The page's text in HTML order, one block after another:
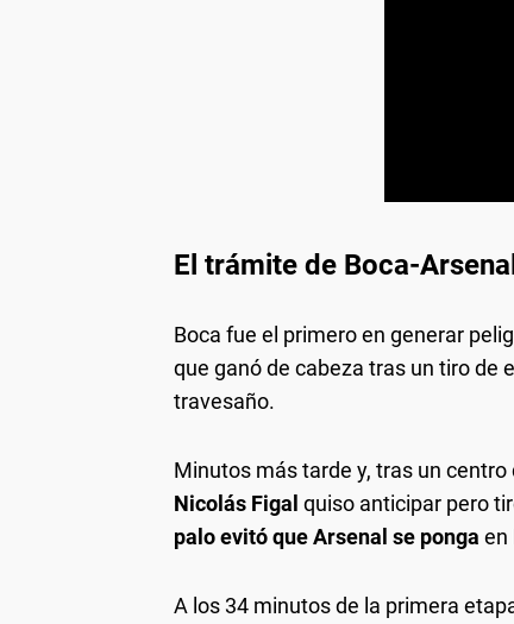
El trámite de Boca-
Boca fue el primero en generar
que ganó de cabeza tras un tiro de
travesaño.
Minutos más tarde y, tras un centro
Nicolás Figal quiso anticipar pero
palo evitó que Arsenal se ponga en
A los 34 minutos de la primera